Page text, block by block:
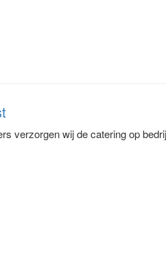
verzorgen wij de catering op